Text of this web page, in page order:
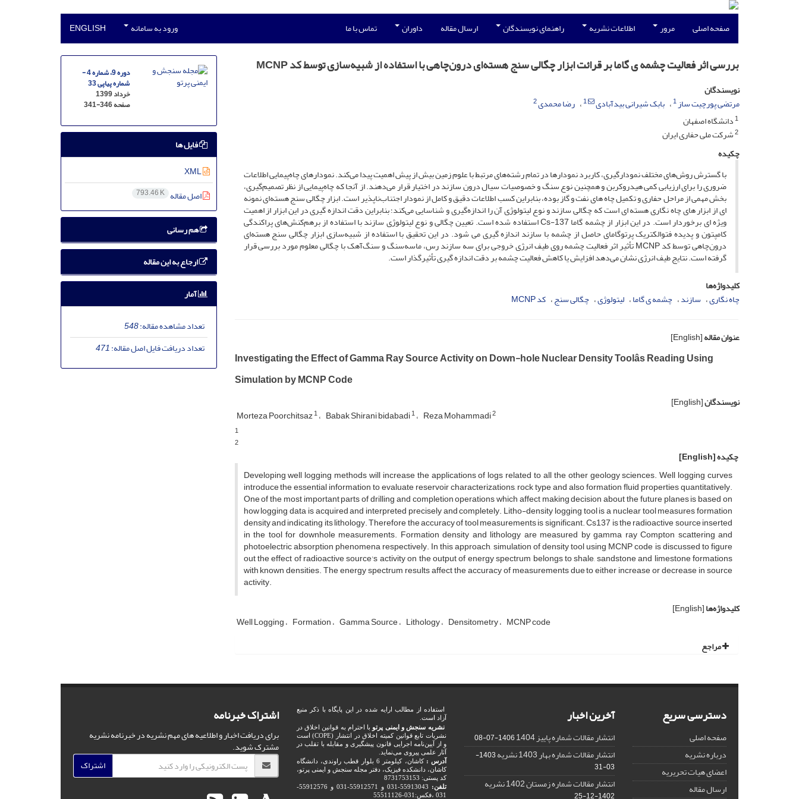
صفحه اصلی مرور اطلاعات نشریه راهنمای نویسندگان ارسال مقاله داوران تماس با ما ورود به سامانه ENGLISH
بررسی اثر فعالیت چشمه ‌ی گاما بر قرائت ابزار چگالی‌ سنج هسته‌ای درون‌چاهی با استفاده از شبیه‌سازی توسط کد MCNP
نویسندگان
مرتضی پورچیت ساز1 بابک شیرانی بیدآبادی 1 رضا محمدی2
1دانشگاه اصفهان
2شرکت ملی حفاری ایران
چکیده
با گسترش روش‌های مختلف نمودارگیری، کاربرد نمودارها در تمام رشته‌های مرتبط با علوم زمین بیش از پیش اهمیت پیدا می‌کند. نمودارهای چاه‌پیمایی اطلاعات
ضروری را برای ارزیابی کمی هیدروکربن و همچنین نوع سنگ و خصوصیات سیال درون سازند در اختیار قرار می‌دهند. از آنجا که چاه‌پیمایی از نظر تصمیم‌گیری،
بخش مهمی از مراحل حفاری و تکمیل چاه های نفت و گاز بوده، بنابراین کسب اطلاعات دقیق و کامل از نمودار اجتناب‌ناپذیر است. ابزار چگالی سنج هسته‌ای نمونه
ای از ابزار های چاه نگاری هسته‌ ای است که چگالی سازند و نوع لیتولوژی آن را اندازه‌گیری و شناسایی می‌کند؛ بنابراین دقت اندازه‌ گیری در این ابزار از اهمیت
ویژه ای برخوردار است. در این ابزار از چشمه گاما Cs-137 استفاده شده است. تعیین چگالی و نوع لیتولوژی سازند با استفاده از برهم‌کنش‌های پراکندگی
کامپتون و پدیده فتوالکتریک پرتوگامای حاصل از چشمه با سازند اندازه گیری می شود. در این تحقیق با استفاده از شبیه‌سازی ابزار چگالی سنج هسته‌ای
درون‌چاهی توسط کد MCNP تأثیر اثر فعالیت چشمه روی طیف انرژی خروجی برای سه سازند رس، ماسه‌سنگ و سنگ‌آهک با چگالی معلوم مورد بررسی قرار
گرفته است. نتایج طیف انرژی نشان می‌دهد افزایش یا کاهش فعالیت چشمه بر دقت اندازه‌ گیری تأثیرگذار است.
کلیدواژه‌ها
چاه ‌نگاری سازند چشمه‌ ی گاما لیتولوژی چگالی‌ سنج کد MCNP
عنوان مقاله[English]
Investigating the Effect of Gamma Ray Source Activity on Down-hole Nuclear Density Toolâs Reading Using
Simulation by MCNP Code
نویسندگان[English]
Morteza Poorchitsaz1 Babak Shirani bidabadi1 Reza Mohammadi2
1
2
چکیده[English]
Developing well logging methods will increase the applications of logs related to all the other geology sciences. Well logging curves
introduce the essential information to evaluate reservoir characterizations, rock type and also formation fluid properties quantitatively.
One of the most important parts of drilling and completion operations which affect making decision about the future planes is based on
how logging data is acquired and interpreted precisely and completely. Litho-density logging tool is a nuclear tool measures formation
density and indicating its lithology. Therefore the accuracy of tool measurements is significant. Cs137 is the radioactive source inserted
in the tool for downhole measurements. Formation density and lithology are measured by gamma ray Compton scattering and
photoelectric absorption phenomena respectively. In this approach, simulation of density tool using MCNP code is discussed to figure
out the effect of radioactive source's activity on the output of energy spectrum belongs to shale, sandstone and limestone formations
with known densities. The energy spectrum results affect the accuracy of measurements due to either increase or decrease in source
activity.
کلیدواژه‌ها[English]
Well Logging Formation Gamma Source Lithology Densitometry MCNP code
مراجع
دوره 9، شماره 4 -
شماره پیاپی 33
خرداد 1399
صفحه341-346
فایل ها
XML
اصل مقاله 793.46 K
هم رسانی
ارجاع به این مقاله
آمار
تعداد مشاهده مقاله:548
تعداد دریافت فایل اصل مقاله:471
دسترسی سریع
صفحه اصلی
درباره نشریه
اعضای هیات تحریریه
ارسال مقاله
آخرین اخبار
انتشار مقالات شماره پاییز 1404 1406-07-08
انتشار مقالات شماره بهار 1403 نشریه
1403-
03-31
انتشار مقالات شماره زمستان 1402 نشریه
1402-12-25
استفاده از مطالب ارایه شده در این پایگاه با ذکر منبع
آزاد است.
نشریه سنجش و ایمنی پرتو با احترام به قوانین اخلاق در
نشریات تابع قوانین کمیته اخلاق در انتشار (COPE) است
و از آیین‌نامه اجرایی قانون پیشگیری و مقابله با تقلب در
آثار علمی پیروی می‌نماید.
آدرس :
کاشان، کیلومتر 6 بلوار قطب راوندی، دانشگاه
کاشان، دانشکده فیزیک، دفتر مجله سنجش و ایمنی پرتو،
کد پستی: 8731753153
تلفن:
55913043-031 و 55912571-031 و 55912576-
031 ،فکس:031-55511126
اشتراک خبرنامه
برای دریافت اخبار و اطلاعیه های مهم نشریه در خبرنامه نشریه
مشترک شوید.
اشتراک